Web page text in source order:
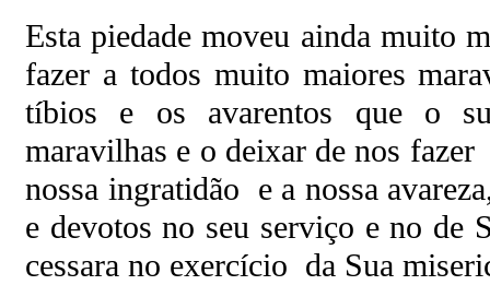
Esta piedade moveu ainda muito
fazer a todos muito maiores
tíbios e os avarentos que o
maravilhas e o deixar de nos
nossa ingratidão e a nossa
e devotos no seu serviço e no de
cessara no exercício da Sua